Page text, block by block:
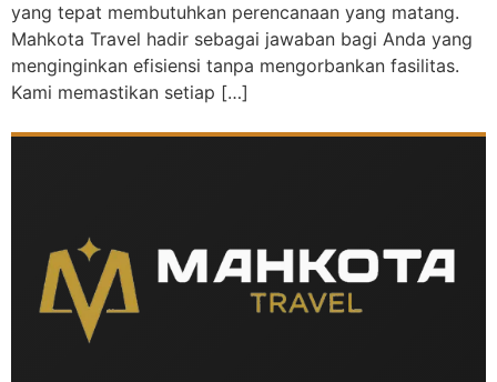
yang tepat membutuhkan perencanaan yang matang.
Mahkota Travel hadir sebagai jawaban bagi Anda yang
menginginkan efisiensi tanpa mengorbankan fasilitas.
Kami memastikan setiap […]